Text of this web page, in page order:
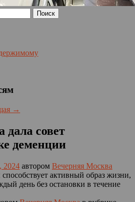
→
совет
деменции
2024 автором Вечерняя Москва
активный образ жизни,
день без остановки в течение